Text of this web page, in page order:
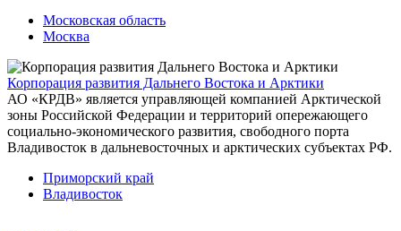
Московская область
Москва
Корпорация развития Дальнего Востока и Арктики
АО «КРДВ» является управляющей компанией Арктической
зоны Российской Федерации и территорий опережающего
социально-экономического развития, свободного порта
Владивосток в дальневосточных и арктических субъектах РФ.
Приморский край
Владивосток